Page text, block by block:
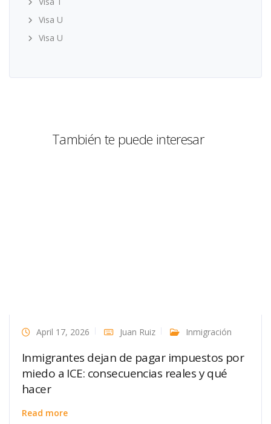
Visa U
Visa U
También te puede interesar
April 17, 2026 Juan Ruiz Inmigración
Inmigrantes dejan de pagar impuestos por
miedo a ICE: consecuencias reales y qué
hacer
Read more